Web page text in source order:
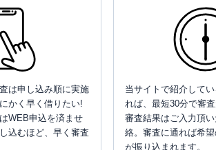
は申し込み順に実施
かく早く借りたい!
WEB申込を済ませ
込むほど、早く審査
当サイトで紹介して
れば、最短30分で審査
審査結果はご入力頂
絡。審査に通れば希
が振り込まれます。